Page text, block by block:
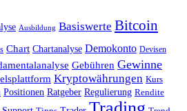
Ausbildung Basiswerte Bitcoin
Chart Chartanalyse Demokonto Devisen
Gebühren Gewinne
Kryptowährungen Kurs
Positionen Ratgeber Regulierung Rendite